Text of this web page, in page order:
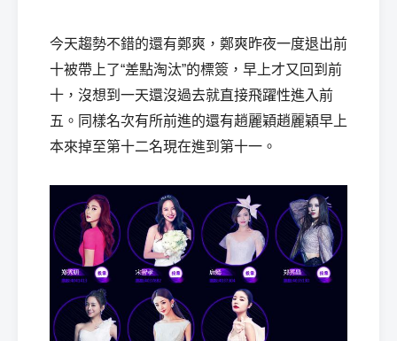
今天趨勢不錯的還有鄭爽，鄭爽昨夜一度退出前
十被帶上了“差點淘汰”的標簽，早上才又回到前
十，沒想到一天還沒過去就直接飛躍性進入前
五。同樣名次有所前進的還有趙麗穎趙麗穎早上
本來掉至第十二名現在進到第十一。